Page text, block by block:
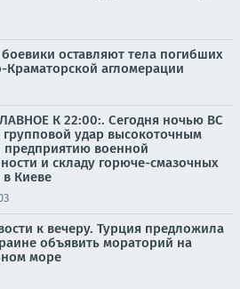
оставляют тела погибших
Краматорской агломерации
К 22:00:. Сегодня ночью ВС
удар высокоточным
военной
и складу горюче-смазочных
Киеве
к вечеру. Турция предложила
объявить мораторий на
море